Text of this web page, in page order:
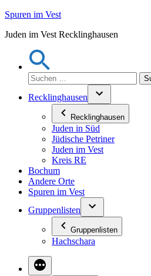
Zum
springen
Spuren im Vest
Juden im Vest Recklinghausen
Suchen
nach:
Recklinghausen
Recklinghausen
Juden in Süd
Jüdische Petriner
Juden im Vest
Kreis RE
Bochum
Andere Orte
Spuren im Vest
Gruppenlisten
Gruppenlisten
Hachschara